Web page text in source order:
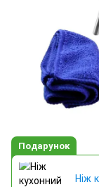
Подарунок
Ніж